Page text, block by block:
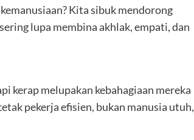
Kita sibuk mendorong
lupa membina akhlak, empati, dan
kerap melupakan kebahagiaan mereka
pekerja efisien, bukan manusia utuh,